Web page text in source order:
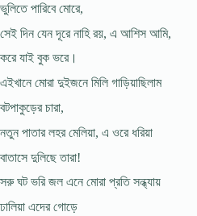
ভুলিতে পারিবে মোরে,
সেই দিন যেন দূরে নাহি রয়, এ আশিস আমি,
করে যাই বুক ভরে।
এইখানে মোরা দুইজনে মিলি গাড়িয়াছিলাম
বটপাকুড়ের চারা,
নতুন পাতার লহর মেলিয়া, এ ওরে ধরিয়া
বাতাসে দুলিছে তারা!
সরু ঘট ভরি জল এনে মোরা প্রতি সন্ধ্যায়
ঢালিয়া এদের গোড়ে